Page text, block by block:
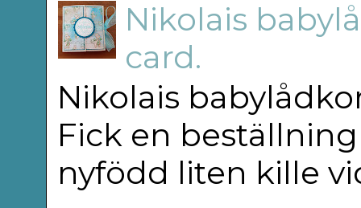
Nikolais
card.
Nikolais
Fick en
nyfödd liten kille